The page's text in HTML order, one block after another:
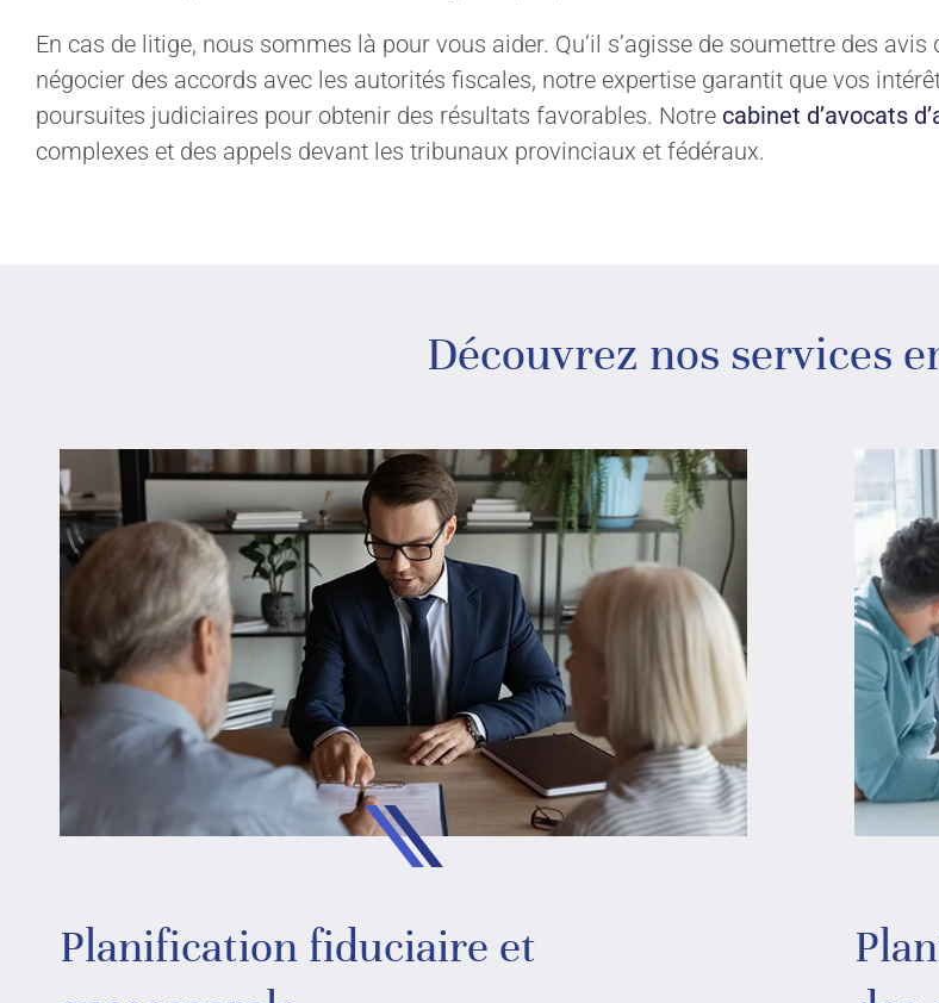
En cas de litige, nous sommes là pour vous aider. Qu’il s’agisse de soumettre des
négocier des accords avec les autorités fiscales, notre expertise garantit que vos
poursuites judiciaires pour obtenir des résultats favorables. Notre cabinet d’avocats
complexes et des appels devant les tribunaux provinciaux et fédéraux.
Découvrez nos services
Planification fiduciaire et
EXPERTISE
Fusions et acquisitions
Services en droit fiscal
Services en droit corporatif
Services de succession d’entreprise
Industries
À PROPOS
Cabinet
Équipe
Mission et valeurs
Culture
Engagement communautaire
Blogue
Ressources
NOUS
Contactez-nous
Demande de